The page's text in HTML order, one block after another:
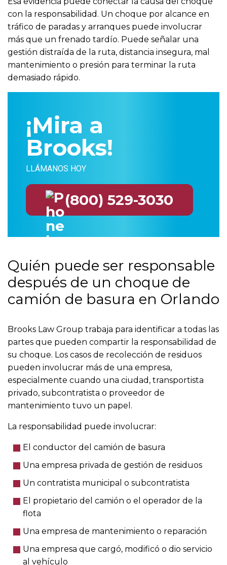
con la responsabilidad. Un choque por alcance en
tráfico de paradas y arranques puede involucrar
más que un frenado tardío. Puede señalar una
gestión distraída de la ruta, distancia insegura, mal
mantenimiento o presión para terminar la ruta
demasiado rápido.
¡Mira a
Brooks!
LLÁMANOS HOY
(800) 529-3030
Quién puede ser responsable
después de un choque de
camión de basura en Orlando
Brooks Law Group trabaja para identificar a todas las
partes que pueden compartir la responsabilidad de
su choque. Los casos de recolección de residuos
pueden involucrar más de una empresa,
especialmente cuando una ciudad, transportista
privado, subcontratista o proveedor de
mantenimiento tuvo un papel.
La responsabilidad puede involucrar:
El conductor del camión de basura
Una empresa privada de gestión de residuos
Un contratista municipal o subcontratista
El propietario del camión o el operador de la
flota
Una empresa de mantenimiento o reparación
Una empresa que cargó, modificó o dio servicio
al vehículo